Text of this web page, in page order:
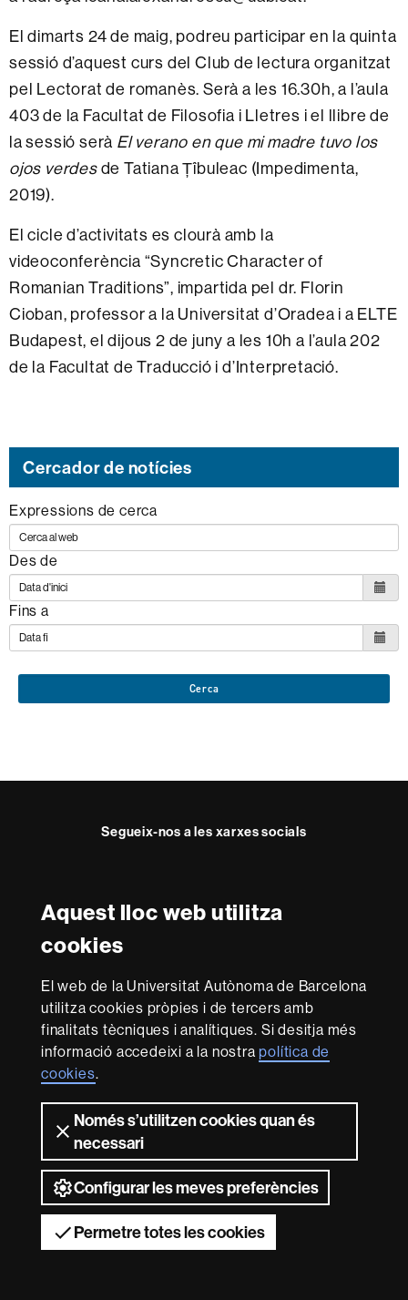
Aquest lloc web utilitza
cookies
El web de la Universitat Autònoma de Barcelona
utilitza cookies pròpies i de tercers amb
finalitats tècniques i analítiques. Si desitja més
informació accedeixi a la nostrapolítica de
cookies.
Només s’utilitzen cookies quan és
necessari
Configurar les meves preferències
Permetre totes les cookies
El dimarts 24 de maig, podreu participar en la quinta
sessió d’aquest curs del Club de lectura organitzat
pel Lectorat de romanès. Serà a les 16.30h, a l’aula
403 de la Facultat de Filosofia i Lletres i el llibre de
la sessió serà El verano en que mi madre tuvo los
ojos verdesde Tatiana Țîbuleac (Impedimenta,
2019).
El cicle d’activitats es clourà amb la
videoconferència “Syncretic Character of
Romanian Traditions”, impartida pel dr. Florin
Cioban, professor a la Universitat d’Oradea i a ELTE
Budapest, el dijous 2 de juny a les 10h a l’aula 202
de la Facultat de Traducció i d’Interpretació.
Cercador de notícies
Expressions de cerca
Des de
Fins a
Cerca
Segueix-nos a les xarxes socials
Reconeixement internacional de l'excel·lència
in
Research
-
Euraxess
Amb el finançament de
Sobre
aquest
web
Avís legal
web Accessibilitat web Mapa del web UAB
2026 Universitat Autònoma de Barcelona